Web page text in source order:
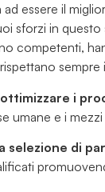
ad essere il
sforzi in questo
competenti,
sempre
i
umane e i
selezione di